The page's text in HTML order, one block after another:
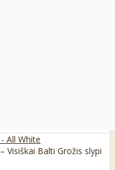
All White
Visiškai Balti Grožis slypi